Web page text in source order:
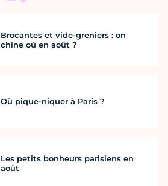
Brocantes et vide-greniers : on
chine où en août ?
Où pique-niquer à Paris ?
Les petits bonheurs parisiens en
août